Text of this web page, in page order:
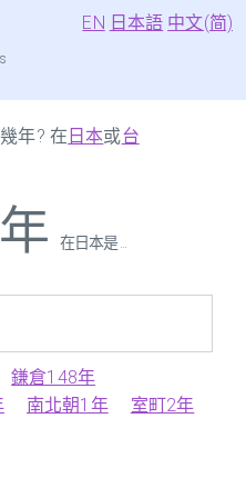
EN 日本語 中文(简)
年? 在 日本或台
在日本是 ...
鎌倉148年
南北朝1年 室町2年